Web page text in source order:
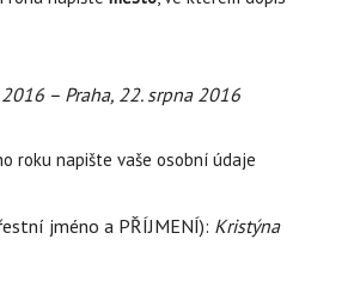
– Praha, 22. srpna 2016
roku napište vaše osobní údaje
jméno a PŘÍJMENÍ): Kristýna